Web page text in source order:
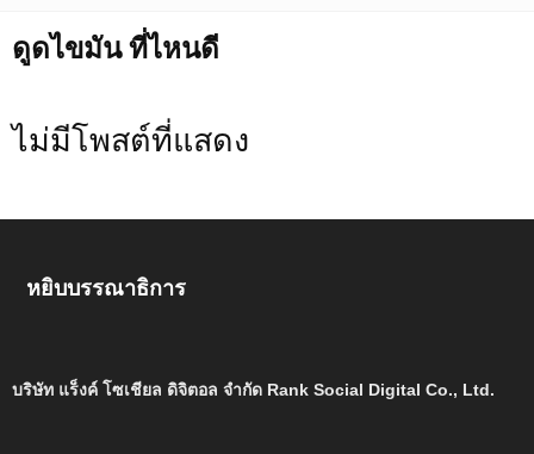
ดูดไขมัน ที่ไหนดี
ไม่มีโพสต์ที่แสดง
หยิบบรรณาธิการ
บริษัท แร็งค์ โซเชียล ดิจิตอล จำกัด Rank Social Digital Co., Ltd.